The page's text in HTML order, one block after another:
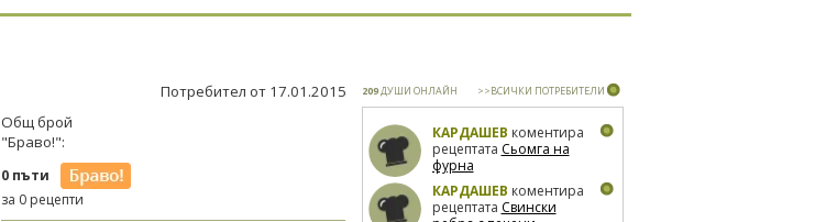
Потребител от 17.01.2015
Общ брой
"Браво!":
0 пъти
за 0 рецепти
209ДУШИ ОНЛАЙН >>ВСИЧКИ ПОТРЕБИТЕЛИ
КАРДАШЕВ коментира
рецептата Сьомга на
фурна
КАРДАШЕВ коментира
рецептата Свински